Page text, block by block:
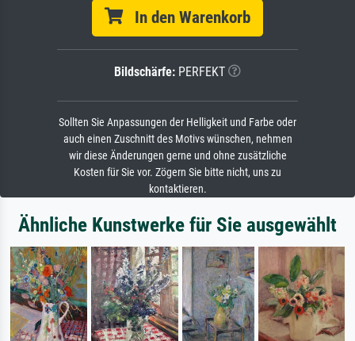
In den Warenkorb
Bildschärfe: PERFEKT
Sollten Sie Anpassungen der Helligkeit und Farbe oder
auch einen Zuschnitt des Motivs wünschen, nehmen
wir diese Änderungen gerne und ohne zusätzliche
Kosten für Sie vor. Zögern Sie bitte nicht, uns zu
kontaktieren.
Ähnliche Kunstwerke für Sie ausgewählt